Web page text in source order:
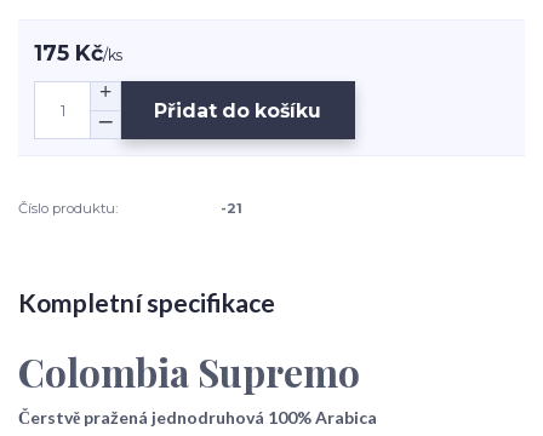
175 Kč/ks
Přidat do košíku
Číslo produktu: -21
Kompletní specifikace
Colombia Supremo
Čerstvě pražená jednodruhová 100% Arabica